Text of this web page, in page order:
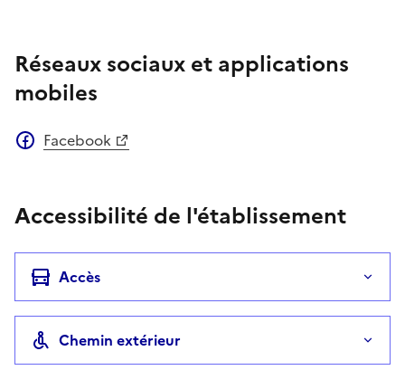
Réseaux sociaux et applications
mobiles
Facebook
Accessibilité de l'établissement
Accès
Chemin extérieur